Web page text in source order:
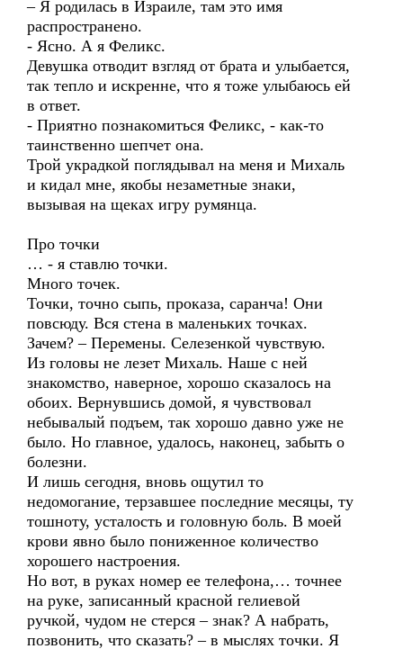
– Я родилась в Израиле, там это имя
распространено.
- Ясно. А я Феликс.
Девушка отводит взгляд от брата и улыбается,
так тепло и искренне, что я тоже улыбаюсь ей
в ответ.
- Приятно познакомиться Феликс, - как-то
таинственно шепчет она.
Трой украдкой поглядывал на меня и Михаль
и кидал мне, якобы незаметные знаки,
вызывая на щеках игру румянца.
Про точки
… - я ставлю точки.
Много точек.
Точки, точно сыпь, проказа, саранча! Они
повсюду. Вся стена в маленьких точках.
Зачем? – Перемены. Селезенкой чувствую.
Из головы не лезет Михаль. Наше с ней
знакомство, наверное, хорошо сказалось на
обоих. Вернувшись домой, я чувствовал
небывалый подъем, так хорошо давно уже не
было. Но главное, удалось, наконец, забыть о
болезни.
И лишь сегодня, вновь ощутил то
недомогание, терзавшее последние месяцы, ту
тошноту, усталость и головную боль. В моей
крови явно было пониженное количество
хорошего настроения.
Но вот, в руках номер ее телефона,… точнее
на руке, записанный красной гелиевой
ручкой, чудом не стерся – знак? А набрать,
позвонить, что сказать? – в мыслях точки. Я